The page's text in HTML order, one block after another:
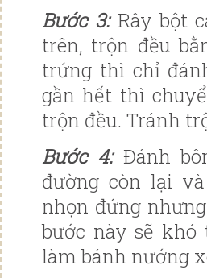
Bước 3: Rây bột
trên, trộn đều
trứng thì chỉ
gần hết thì
trộn đều. Tránh
Bước 4: Đánh
đường còn lại
nhọn đứng
bước này sẽ
làm bánh nướng